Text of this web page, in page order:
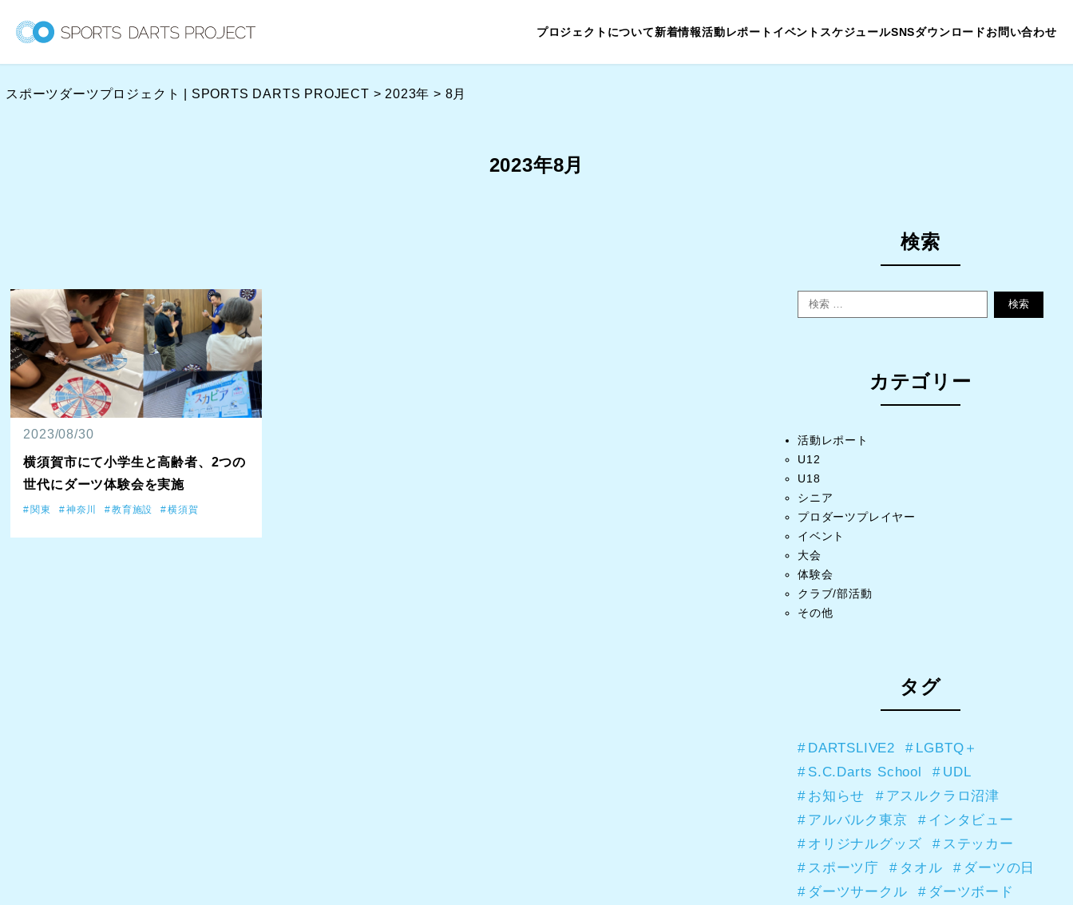
キ
プロジェクトについて新着情報活動レポート イベントスケジュールSNSダウンロードお問い合わせ
スポーツダーツプロジェクト | SPORTS DARTS PROJECT > 2023年 > 8月
2023年8月
2023/08/30
横須賀市にて小学生と高齢者、2つの
世代にダーツ体験会を実施
関東 神奈川 教育施設 横須賀
検索
検索
カテゴリー
活動レポート
U12
U18
シニア
プロダーツプレイヤー
イベント
大会
体験会
クラブ/部活動
その他
タグ
DARTSLIVE2
LGBTQ＋
S.C.Darts School
UDL
お知らせ
アスルクラロ沼津
アルバルク東京
インタビュー
オリジナルグッズ
ステッカー
スポーツ庁
タオル
ダーツの日
ダーツサークル
ダーツボード